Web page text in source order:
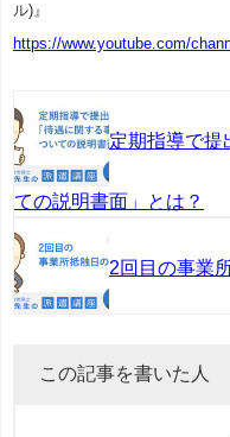
ル)』
https://www.youtube.com/
定期指導で提
ての説明書面」とは？
2回目の事業
この記事を書いた人